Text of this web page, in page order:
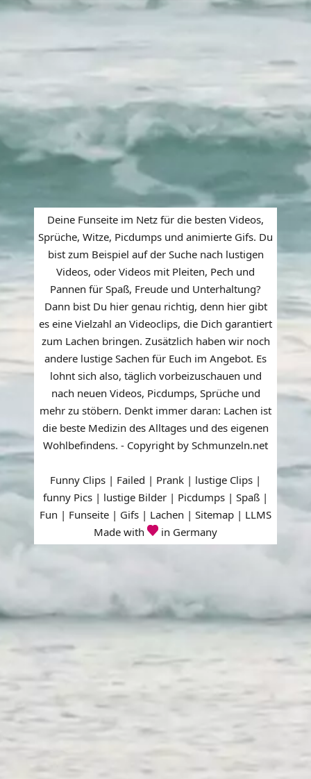
Deine Funseite im Netz für die besten Videos,
Sprüche, Witze, Picdumps und animierte Gifs. Du
bist zum Beispiel auf der Suche nach lustigen
Videos, oder Videos mit Pleiten, Pech und
Pannen für Spaß, Freude und Unterhaltung?
Dann bist Du hier genau richtig, denn hier gibt
es eine Vielzahl an Videoclips, die Dich garantiert
zum Lachen bringen. Zusätzlich haben wir noch
andere lustige Sachen für Euch im Angebot. Es
lohnt sich also, täglich vorbeizuschauen und
nach neuen Videos, Picdumps, Sprüche und
mehr zu stöbern. Denkt immer daran: Lachen ist
die beste Medizin des Alltages und des eigenen
Wohlbefindens. - Copyright by Schmunzeln.net
Funny Clips | Failed | Prank | lustige Clips |
funny Pics | lustige Bilder | Picdumps | Spaß |
Fun | Funseite | Gifs | Lachen | Sitemap | LLMS
Made with
in Germany